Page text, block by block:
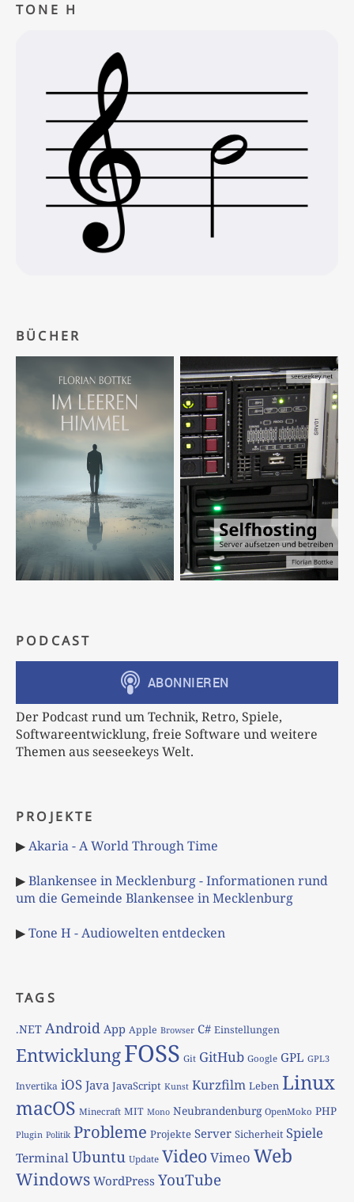
TONE H
BÜCHER
PODCAST
Der Podcast rund um Technik, Retro, Spiele,
Softwareentwicklung, freie Software und weitere
Themen aus seeseekeys Welt.
PROJEKTE
▶Akaria - A World Through Time
▶Blankensee in Mecklenburg - Informationen rund
um die Gemeinde Blankensee in Mecklenburg
▶Tone H - Audiowelten entdecken
TAGS
.NET Android App Apple Browser C# Einstellungen
EntwicklungFOSS Git GitHub Google GPL GPL3
Invertika iOS Java JavaScript Kunst Kurzfilm Leben Linux
macOS Minecraft MIT Mono Neubrandenburg OpenMoko PHP
Plugin Politik Probleme Projekte Server Sicherheit Spiele
TerminalUbuntu Update VideoVimeo Web
Windows WordPress YouTube